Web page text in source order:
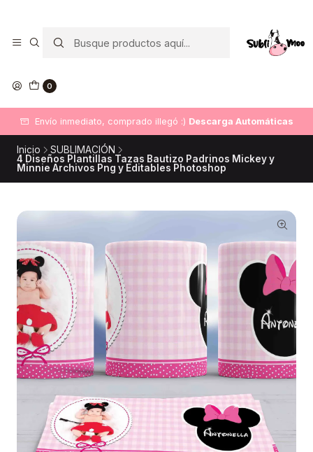
0
Envío inmediato, comprado illegó :) Descarga Automáticas
Inicio
SUBLIMACIÓN
4 Diseños Plantillas Tazas Bautizo Padrinos Mickey y
Minnie Archivos Png y Editables Photoshop